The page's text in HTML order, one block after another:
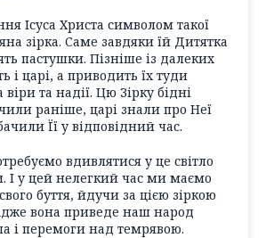
Ісуса Христа символом такої
зірка. Саме завдяки їй Дитятка
пастушки. Пізніше із далеких
і царі, а приводить їх туди
віри та надії. Цю Зірку бідні
раніше, царі знали про Неї
Її у відповідний час.
вдивлятися у це світло
І у цей нелегкий час ми маємо
буття, йдучи за цією зіркою
вона приведе наш народ
і перемоги над темрявою.